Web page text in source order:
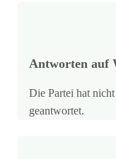
Antworten auf
Die Partei hat
geantwortet.